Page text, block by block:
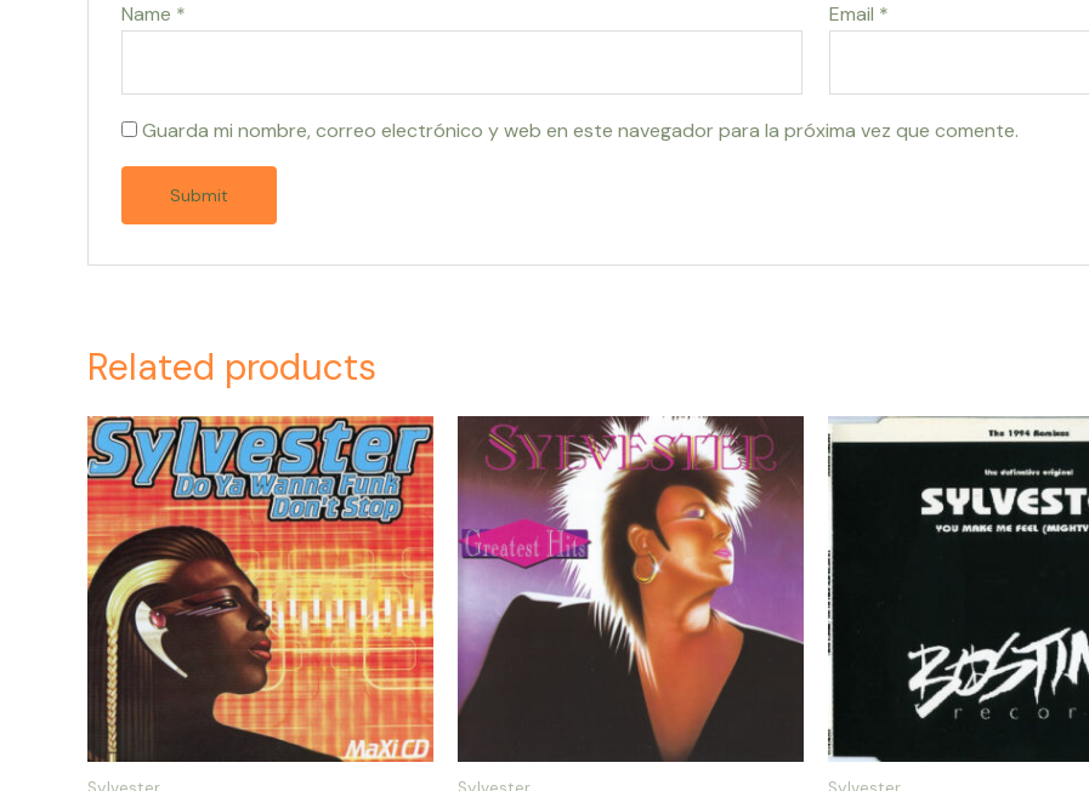
Name * Email *
Guarda mi nombre, correo electrónico y web en este navegador para la próxima vez que comente.
Related products